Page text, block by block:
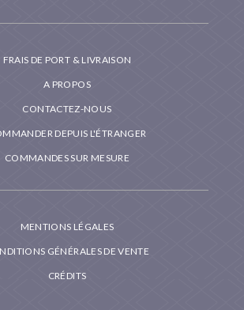
FRAIS DE PORT & LIVRAISON
A PROPOS
CONTACTEZ-NOUS
DEPUIS L'ÉTRANGER
COMMANDES SUR MESURE
MENTIONS LÉGALES
GÉNÉRALES DE VENTE
CRÉDITS